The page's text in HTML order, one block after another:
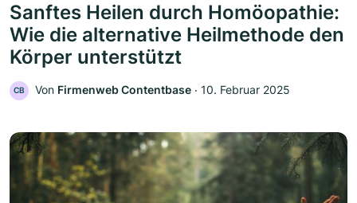
Sanftes Heilen durch Homöopathie:
Wie die alternative Heilmethode den
Körper unterstützt
CB Von Firmenweb Contentbase ‧ 10. Februar 2025